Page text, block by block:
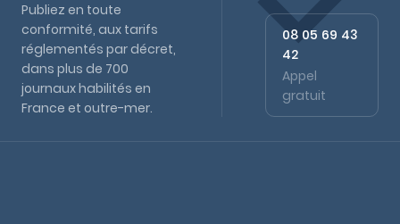
Publiez en toute
conformité, aux tarifs
réglementés par décret,
dans plus de 700
journaux habilités en
France et outre-mer.
08 05 69 43
42
Appel
gratuit